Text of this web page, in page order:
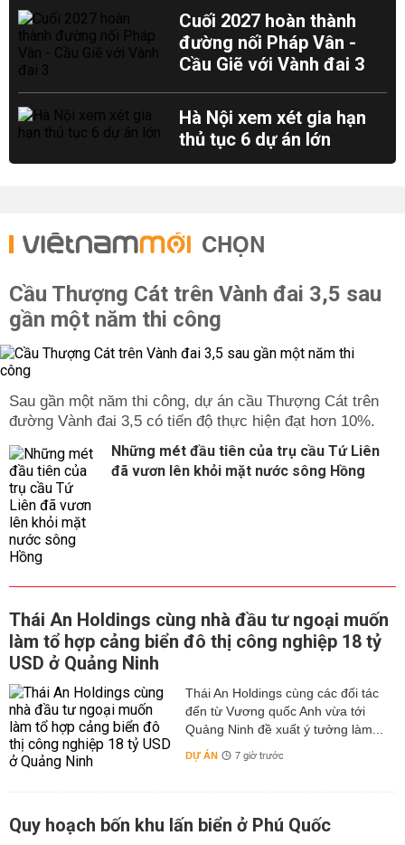
Cuối 2027 hoàn thành
đường nối Pháp Vân -
Cầu Giẽ với Vành đai 3
Hà Nội xem xét gia hạn
thủ tục 6 dự án lớn
CHỌN
Cầu Thượng Cát trên Vành đai 3,5 sau
gần một năm thi công
Sau gần một năm thi công, dự án cầu Thượng Cát trên
đường Vành đai 3,5 có tiến độ thực hiện đạt hơn 10%.
Những mét đầu tiên của trụ cầu Tứ Liên
đã vươn lên khỏi mặt nước sông Hồng
Thái An Holdings cùng nhà đầu tư ngoại muốn
làm tổ hợp cảng biển đô thị công nghiệp 18 tỷ
USD ở Quảng Ninh
Thái An Holdings cùng các đối tác
đến từ Vương quốc Anh vừa tới
Quảng Ninh đề xuất ý tưởng làm...
DỰ ÁN 7 giờ trước
Quy hoạch bốn khu lấn biển ở Phú Quốc